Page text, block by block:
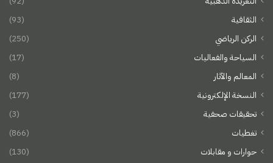
الثقافية
(93)
الركن الرياضي
(250)
السياحة والفعاليات
(17)
المعالم والآثار
(8)
النسخة الإلكترونية
(177)
تحقيقات صحفية
(3)
تغطيات
(866)
حوارات و مقابلات
(130)